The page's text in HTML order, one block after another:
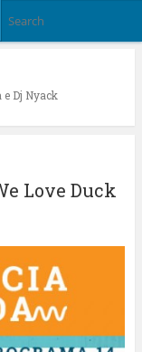
Dj Nyack
Love Duck